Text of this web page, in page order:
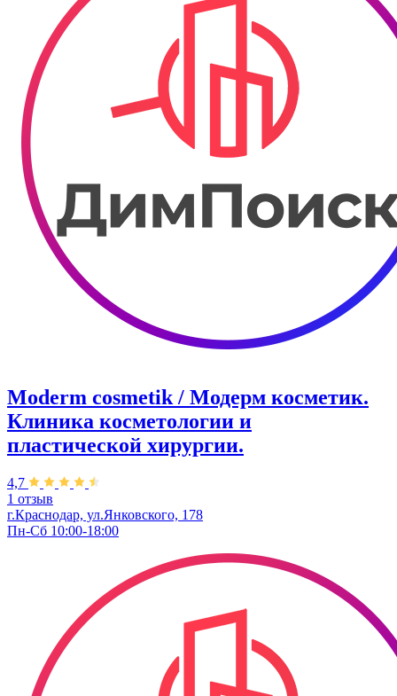
Moderm cosmetik / Модерм косметик.
Клиника косметологии и
пластической хирургии.
4,7
1 отзыв
г.Краснодар, ул.Янковского, 178
Пн-Сб 10:00-18:00